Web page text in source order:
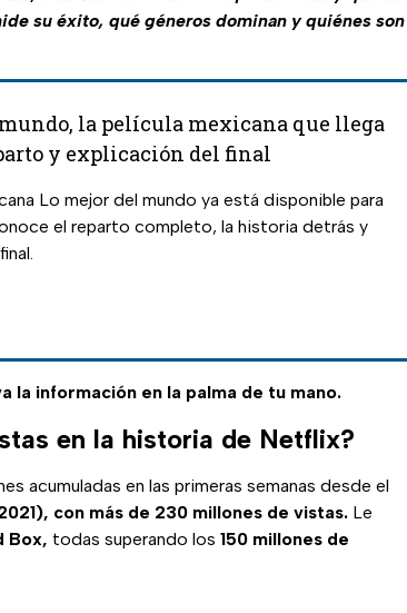
su éxito, qué géneros dominan y quiénes son
la película mexicana que llega
y explicación del final
Lo mejor del mundo ya está disponible para
el reparto completo, la historia detrás y
la información en la palma de tu mano.
en la historia de Netflix?
acumuladas en las primeras semanas desde el
con más de 230 millones de vistas. Le
Box, todas superando los 150 millones de